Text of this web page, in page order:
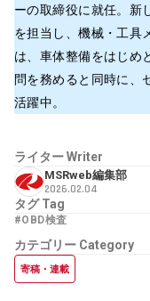
ーの取締役に就任。新
を担当し、機械・工具
は、車体整備をはじめ
問を務めると同時に、
活躍中。
ライターWriter
MSRweb編集部
2026.02.04
タグTag
#OBD検査
カテゴリー Category
寄稿・連載